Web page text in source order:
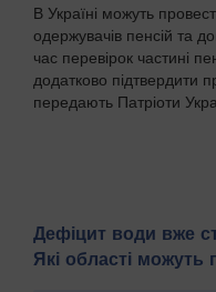
В Україні можуть
одержувачів пенсій та
час перевірок частині
додатково підтвердити
передають Патріоти
Дефіцит води вже
Які області